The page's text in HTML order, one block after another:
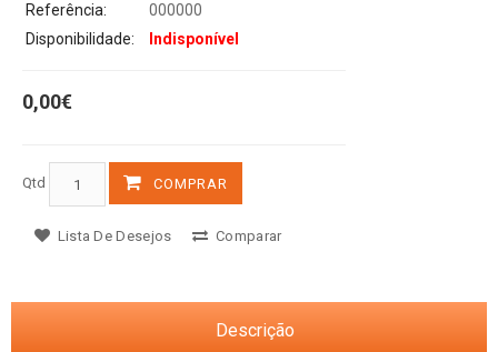
Referência:
000000
Disponibilidade:
Indisponível
0,00€
Qtd COMPRAR
Lista De Desejos Comparar
Descrição